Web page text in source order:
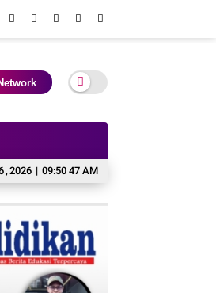
,2026 | 09:50 47 AM
Hisense Care